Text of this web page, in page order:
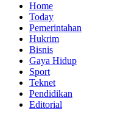
Home
Today
Pemerintahan
Hukrim
Bisnis
Gaya Hidup
Sport
Teknet
Pendidikan
Editorial